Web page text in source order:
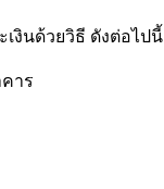
งินด้วยวิธี ดังต่อไปนี้
าร